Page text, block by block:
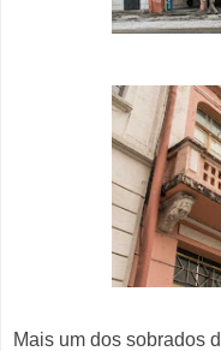
Mais um dos sobrados